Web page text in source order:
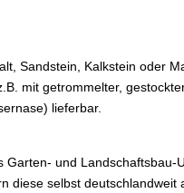
Sandstein, Kalkstein oder
mit getrommelter,
lieferbar.
und
selbst